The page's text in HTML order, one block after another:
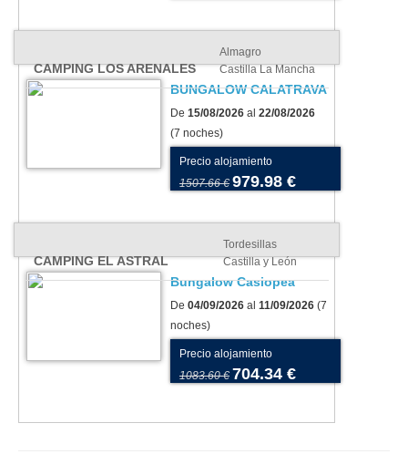
CAMPING LOS ARENALES
Almagro
Castilla La Mancha
BUNGALOW CALATRAVA
De 15/08/2026 al 22/08/2026
(7 noches)
Precio alojamiento
1507.66 € 979.98 €
CAMPING EL ASTRAL
Tordesillas
Castilla y León
Bungalow Casiopea
De 04/09/2026 al 11/09/2026 (7
noches)
Precio alojamiento
1083.60 € 704.34 €